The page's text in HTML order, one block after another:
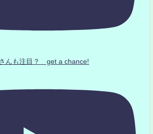
んも注目？ get a chance!